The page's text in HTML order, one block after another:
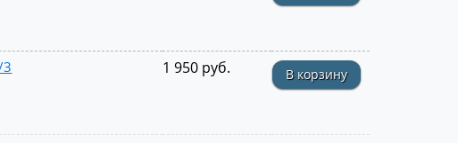
3 1 950 руб. В корзину